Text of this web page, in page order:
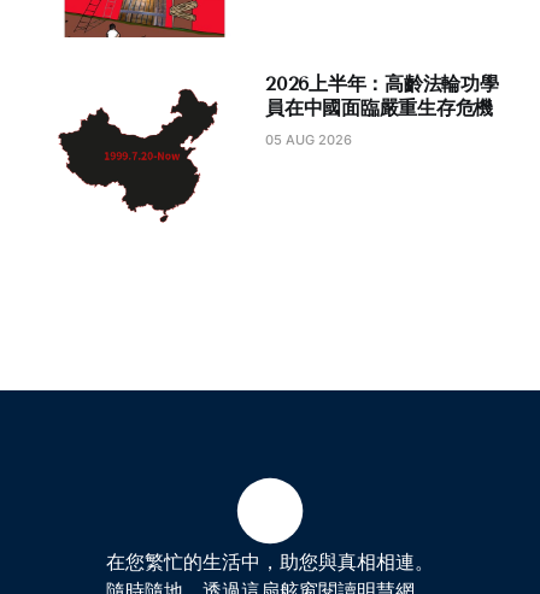
2026上半年：高齡法輪功學
員在中國面臨嚴重生存危機
05 AUG 2026
在您繁忙的生活中，助您與真相相連。